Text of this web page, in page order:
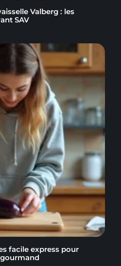
Valberg : les
SAV
facile express pour